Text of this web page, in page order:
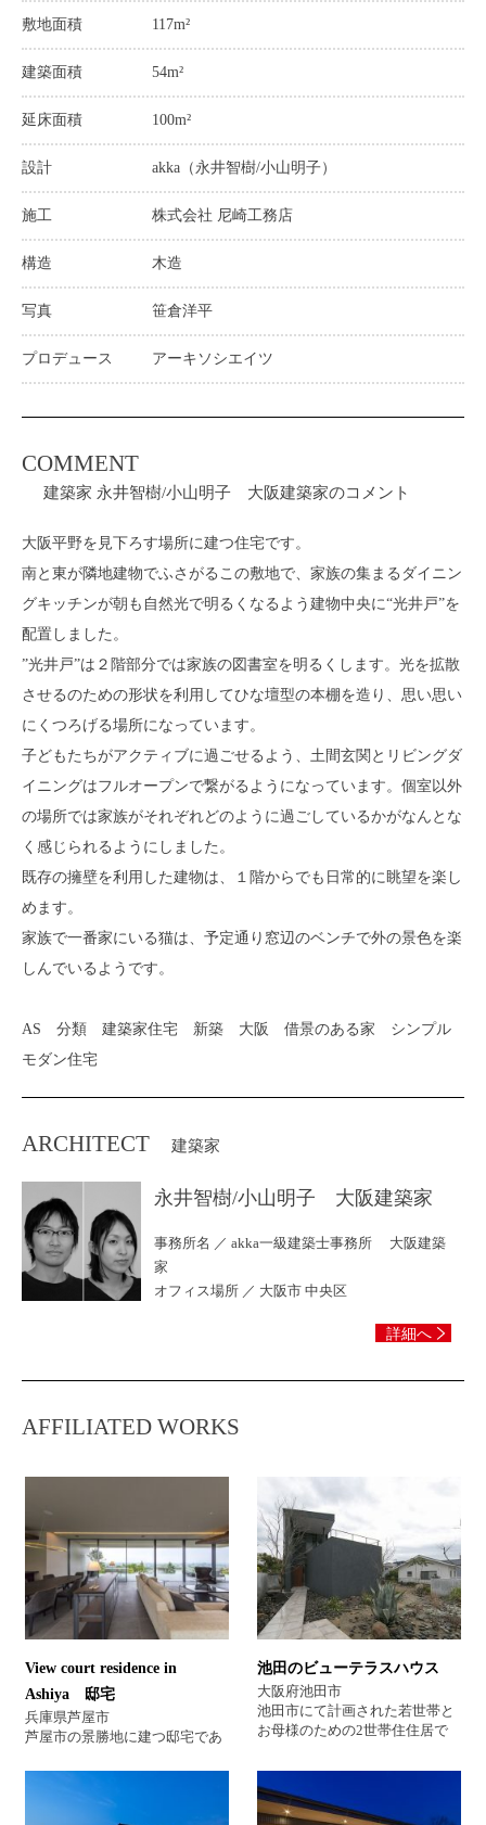
敷地面積 117m²
建築面積 54m²
延床面積 100m²
設計 akka（永井智樹/小山明子）
施工 株式会社 尼崎工務店
構造 木造
写真 笹倉洋平
プロデュース アーキソシエイツ
COMMENT
建築家 永井智樹/小山明子 大阪建築家のコメント
大阪平野を見下ろす場所に建つ住宅です。
南と東が隣地建物でふさがるこの敷地で、家族の集まるダイニン
グキッチンが朝も自然光で明るくなるよう建物中央に“光井戸”を
配置しました。
”光井戸”は２階部分では家族の図書室を明るくします。光を拡散
させるのための形状を利用してひな壇型の本棚を造り、思い思い
にくつろげる場所になっています。
子どもたちがアクティブに過ごせるよう、土間玄関とリビングダ
イニングはフルオープンで繋がるようになっています。個室以外
の場所では家族がそれぞれどのように過ごしているかがなんとな
く感じられるようにしました。
既存の擁壁を利用した建物は、１階からでも日常的に眺望を楽し
めます。
家族で一番家にいる猫は、予定通り窓辺のベンチで外の景色を楽
しんでいるようです。
AS 分類 建築家住宅 新築 大阪 借景のある家 シンプル
モダン住宅
ARCHITECT 建築家
永井智樹/小山明子 大阪建築家
事務所名 ／ akka一級建築士事務所 大阪建築
家
オフィス場所 ／ 大阪市 中央区
詳細へ
AFFILIATED WORKS
View court residence in
Ashiya 邸宅
兵庫県芦屋市
芦屋市の景勝地に建つ邸宅であ
かしながら敷地いっぱいに計画
池田のビューテラスハウス
大阪府池田市
池田市にて計画された若世帯と
お母様のための2世帯住住居で
帯と母のゾーンを必要ヴォリュ
ームに応じそれぞれをくの字型
に配置し、その接点となる箇所